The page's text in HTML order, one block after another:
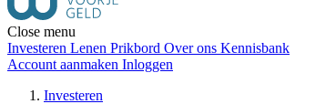
Close menu
Investeren Lenen Prikbord Over ons Kennisbank
Account aanmaken Inloggen
Investeren